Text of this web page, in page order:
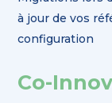
à jour de vos
configuration
Co-